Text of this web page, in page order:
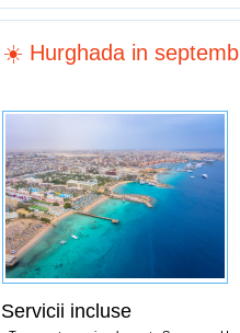
☀️ Hurghada in
Servicii incluse